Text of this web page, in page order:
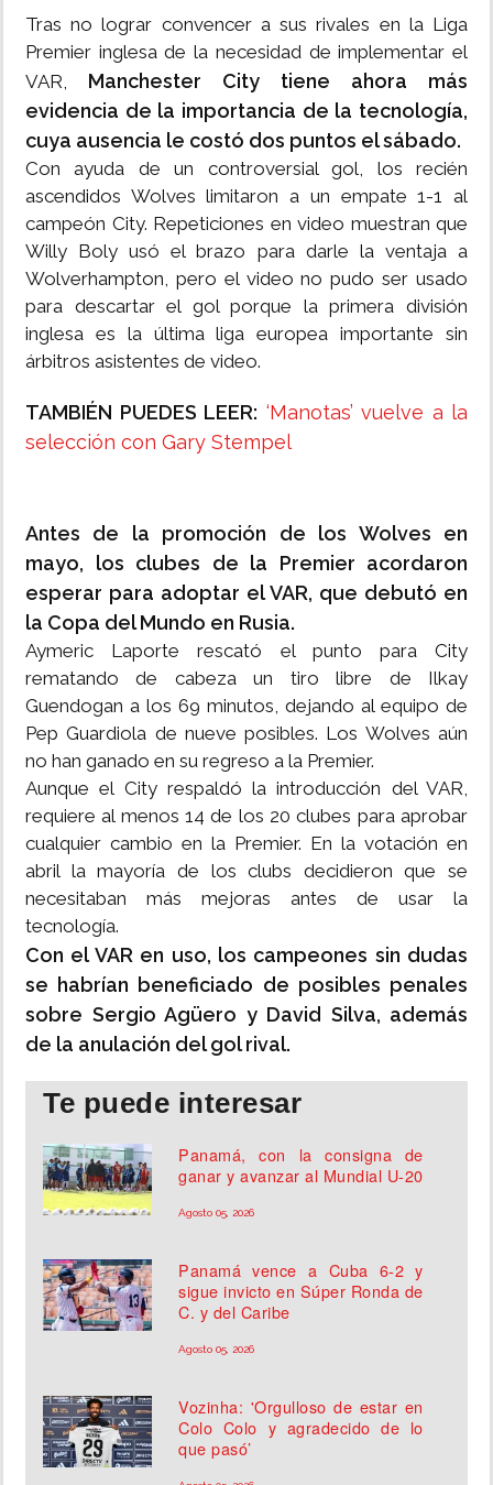
Tras no lograr convencer a sus rivales en la Liga
Premier inglesa de la necesidad de implementar el
VAR, Manchester City tiene ahora más
evidencia de la importancia de la tecnología,
cuya ausencia le costó dos puntos el sábado.
Con ayuda de un controversial gol, los recién
ascendidos Wolves limitaron a un empate 1-1 al
campeón City. Repeticiones en video muestran que
Willy Boly usó el brazo para darle la ventaja a
Wolverhampton, pero el video no pudo ser usado
para descartar el gol porque la primera división
inglesa es la última liga europea importante sin
árbitros asistentes de video.
TAMBIÉN PUEDES LEER: ‘Manotas’ vuelve a la
selección con Gary Stempel
Antes de la promoción de los Wolves en
mayo, los clubes de la Premier acordaron
esperar para adoptar el VAR, que debutó en
la Copa del Mundo en Rusia.
Aymeric Laporte rescató el punto para City
rematando de cabeza un tiro libre de Ilkay
Guendogan a los 69 minutos, dejando al equipo de
Pep Guardiola de nueve posibles. Los Wolves aún
no han ganado en su regreso a la Premier.
Aunque el City respaldó la introducción del VAR,
requiere al menos 14 de los 20 clubes para aprobar
cualquier cambio en la Premier. En la votación en
abril la mayoría de los clubs decidieron que se
necesitaban más mejoras antes de usar la
tecnología.
Con el VAR en uso, los campeones sin dudas
se habrían beneficiado de posibles penales
sobre Sergio Agüero y David Silva, además
de la anulación del gol rival.
Te puede interesar
Panamá, con la consigna de
ganar y avanzar al Mundial U-20
Agosto 05, 2026
Panamá vence a Cuba 6-2 y
sigue invicto en Súper Ronda de
C. y del Caribe
Agosto 05, 2026
Vozinha: 'Orgulloso de estar en
Colo Colo y agradecido de lo
que pasó’